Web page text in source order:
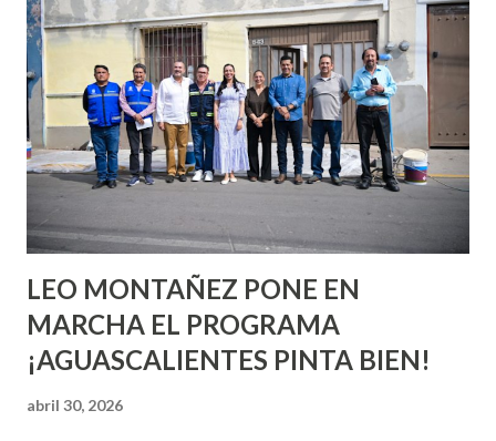
quienes ya han tenido relaciones sexuales no son expertos
o expertas en el tema. Siempre hay algo nuevo que
aprender y nuevas experiencias que conocer. Si eres una
chica y aún no has tenido relaciones sexuales, tal vez
pienses que el sexo será increíble y no puedas esperar para
experimentarlo, pero como cualquier persona con
experiencia te dirá, siempre es mejor cuando ambas partes
son suficientemen...
LEO MONTAÑEZ PONE EN
MARCHA EL PROGRAMA
¡AGUASCALIENTES PINTA BIEN!
abril 30, 2026